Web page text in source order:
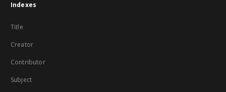
Indexes
Title
Creator
Contributor
Subject